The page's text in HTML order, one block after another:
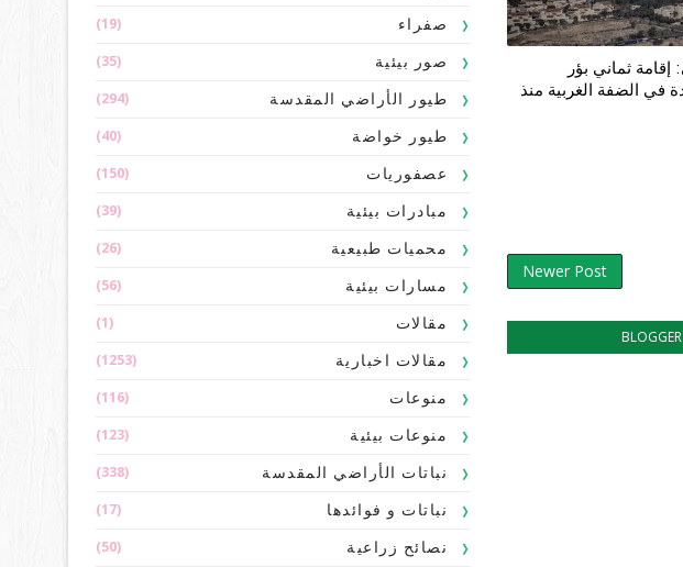
إقامة ثماني بؤر
في الضفة الغربية منذ
Newer Post
BLOGGER
صفراء (19)
صور بيئية (35)
طيور الأراضي المقدسة (294)
طيور خواضة (40)
عصفوريات (150)
مبادرات بيئية (39)
محميات طبيعية (26)
مسارات بيئية (56)
مقالات (1)
مقالات اخبارية (1253)
منوعات (116)
منوعات بيئية (123)
نباتات الأراضي المقدسة (338)
نباتات و فوائدها (17)
نصائح زراعية (50)